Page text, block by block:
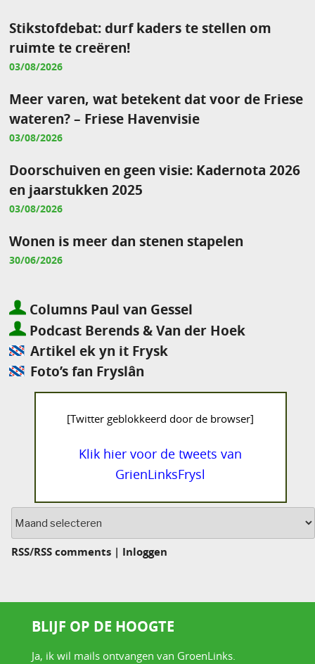
Stikstofdebat: durf kaders te stellen om
ruimte te creëren!
03/08/2026
Meer varen, wat betekent dat voor de Friese
wateren? – Friese Havenvisie
03/08/2026
Doorschuiven en geen visie: Kadernota 2026
en jaarstukken 2025
03/08/2026
Wonen is meer dan stenen stapelen
30/06/2026
Columns Paul van Gessel
Podcast Berends & Van der Hoek
Artikel ek yn it Frysk
Foto’s fan Fryslân
[Twitter geblokkeerd door de browser]
Klik hier voor de tweets van
GrienLinksFrysl
RSS/RSS comments | Inloggen
BLIJF OP DE HOOGTE
Ja, ik wil mails ontvangen van GroenLinks.